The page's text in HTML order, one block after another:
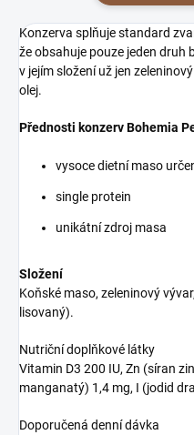
Konzerva splňuje standard
že obsahuje pouze jeden druh
v jejím složení už jen
olej.
Přednosti konzerv Bohemia
vysoce dietní maso
single protein
unikátní zdroj masa
Složení
Koňské maso, zeleninový
lisovaný).
Nutriční doplňkové látky
Vitamin D3 200 IU, Zn (síran
manganatý) 1,4 mg, I (jodid
Doporučená denní dávka